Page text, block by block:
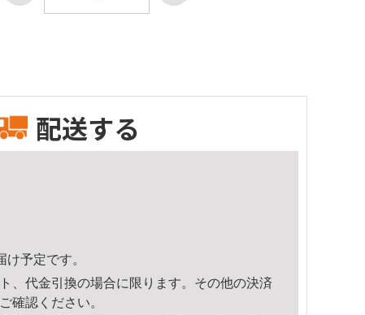
配送する
予定です。
、代金引換の場合に限ります。その他の決済
確認ください。